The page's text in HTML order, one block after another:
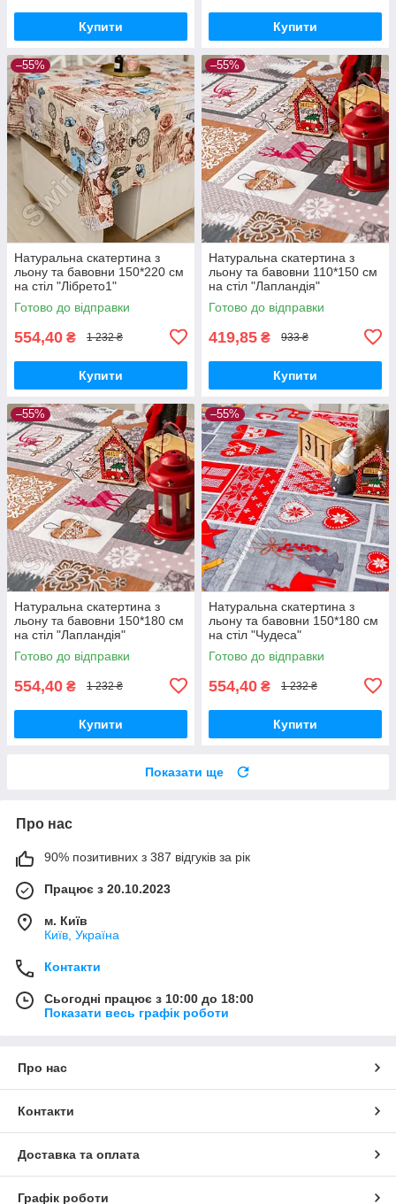
Купити Купити
–55%
Натуральна скатертина з
льону та бавовни 150*220 см
на стіл "Лібрето1"
Готово до відправки
554,40 ₴ 1 232 ₴
Купити
–55%
Натуральна скатертина з
льону та бавовни 110*150 см
на стіл "Лапландія"
Готово до відправки
419,85 ₴ 933 ₴
Купити
–55%
Натуральна скатертина з
льону та бавовни 150*180 см
на стіл "Лапландія"
Готово до відправки
554,40 ₴ 1 232 ₴
Купити
–55%
Натуральна скатертина з
льону та бавовни 150*180 см
на стіл "Чудеса"
Готово до відправки
554,40 ₴ 1 232 ₴
Купити
Показати ще
Про нас
90% позитивних з 387 відгуків за рік
Працює з 20.10.2023
м. Київ
Київ, Україна
Контакти
Сьогодні працює з 10:00 до 18:00
Показати весь графік роботи
Про нас
Контакти
Доставка та оплата
Графік роботи